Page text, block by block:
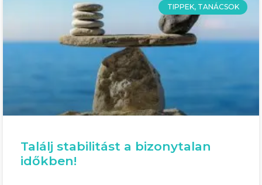
TIPPEK, TANÁCSOK
Találj stabilitást a bizonytalan
időkben!